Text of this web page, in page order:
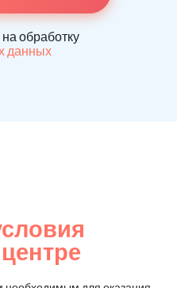
обработку
данных